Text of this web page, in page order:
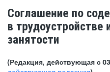
Соглашение по
в трудоустройстве
занятости
(Редакция, действующая с